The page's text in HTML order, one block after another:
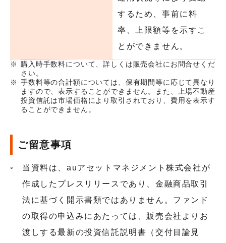
するため、事前に料
率、上限額等を示すこ
とができません。
購入時手数料について、詳しくは販売会社にお問合せくだ
さい。
手数料等の合計額については、保有期間等に応じて異なり
ますので、表示することができません。また、上場不動産
投資信託は市場価格により取引されており、費用を表示す
ることができません。
ご留意事項
当資料は、auアセットマネジメント株式会社が
作成したプレスリリースであり、金融商品取引
法に基づく開示書類ではありません。ファンド
の取得の申込みにあたっては、販売会社よりお
渡しする最新の投資信託説明書（交付目論見